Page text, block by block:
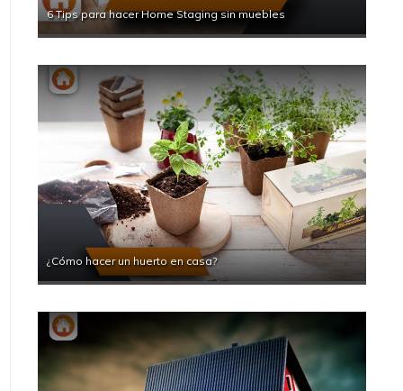
6 Tips para hacer Home Staging sin muebles
¿Cómo hacer un huerto en casa?